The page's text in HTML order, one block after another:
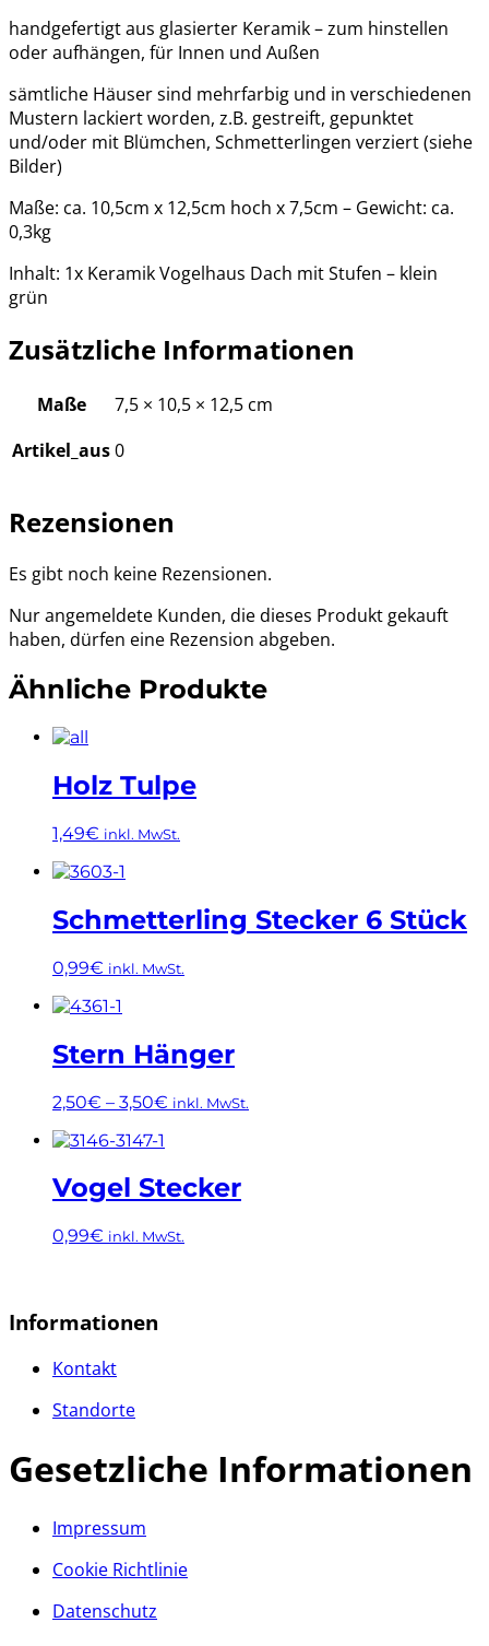
handgefertigt aus glasierter Keramik – zum hinstellen
oder aufhängen, für Innen und Außen
sämtliche Häuser sind mehrfarbig und in verschiedenen
Mustern lackiert worden, z.B. gestreift, gepunktet
und/oder mit Blümchen, Schmetterlingen verziert (siehe
Bilder)
Maße: ca. 10,5cm x 12,5cm hoch x 7,5cm – Gewicht: ca.
0,3kg
Inhalt: 1x Keramik Vogelhaus Dach mit Stufen – klein
grün
Zusätzliche Informationen
Maße
7,5 × 10,5 × 12,5 cm
Artikel_aus0
Rezensionen
Es gibt noch keine Rezensionen.
Nur angemeldete Kunden, die dieses Produkt gekauft
haben, dürfen eine Rezension abgeben.
Ähnliche Produkte
Holz Tulpe
1,49€ inkl. MwSt.
Dieses
weist
mehrere
auf.
Die
Optionen
auf
Produktseite
werden
Schmetterling Stecker 6 Stück
0,99€ inkl. MwSt.
Dieses
weist
mehrere
auf.
Die
Optionen
auf
Produktseite
Stern Hänger
2,50€ – 3,50€ inkl. MwSt.
Dieses
weist
mehrere
auf.
auf
Produktseite
werden
Vogel Stecker
0,99€ inkl. MwSt.
weist
mehrere
Varianten
auf.
Optionen
auf
der
gewählt
werden
Informationen
Kontakt
Standorte
Gesetzliche Informationen
Impressum
Cookie Richtlinie
Datenschutz